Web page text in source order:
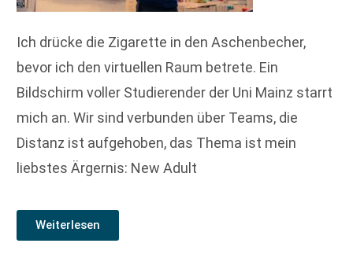
Ich drücke die Zigarette in den Aschenbecher,
bevor ich den virtuellen Raum betrete. Ein
Bildschirm voller Studierender der Uni Mainz starrt
mich an. Wir sind verbunden über Teams, die
Distanz ist aufgehoben, das Thema ist mein
liebstes Ärgernis: New Adult
Weiterlesen